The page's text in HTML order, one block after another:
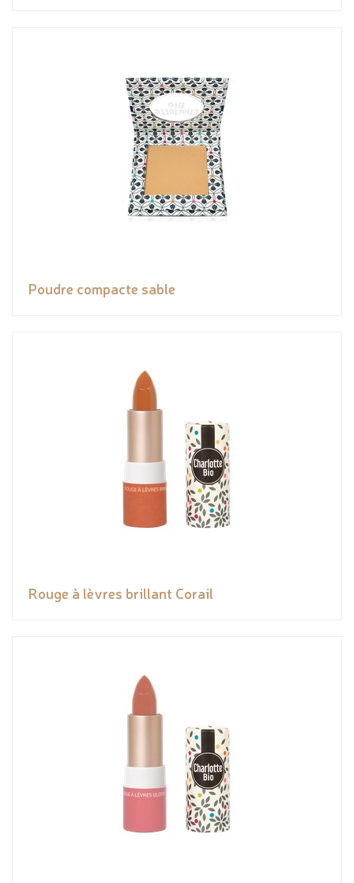
Poudre compacte sable
Rouge à lèvres brillant Corail